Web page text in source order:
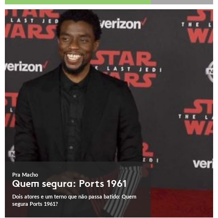
Pra Macho
Quem segura: Ports 1961
Dois atores e um terno que não passa batido: Quem
segura Ports 1961?